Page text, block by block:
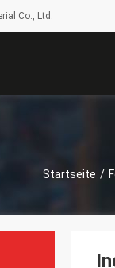
Co., Ltd.
Startseite /